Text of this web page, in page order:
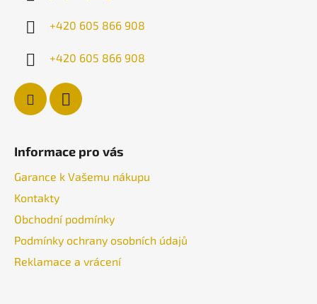
+420 605 866 908
+420 605 866 908
Informace pro vás
Garance k Vašemu nákupu
Kontakty
Obchodní podmínky
Podmínky ochrany osobních údajů
Reklamace a vrácení